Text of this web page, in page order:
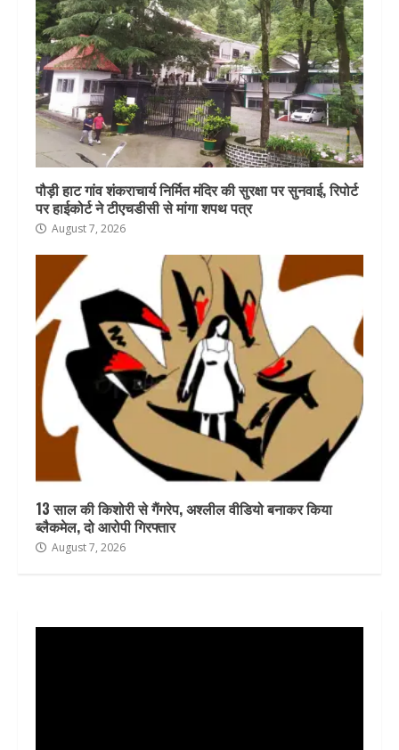
पौड़ी हाट गांव शंकराचार्य निर्मित मंदिर की सुरक्षा पर सुनवाई, रिपोर्ट
पर हाईकोर्ट ने टीएचडीसी से मांगा शपथ पत्र
August 7, 2026
13 साल की किशोरी से गैंगरेप, अश्लील वीडियो बनाकर किया
ब्लैकमेल, दो आरोपी गिरफ्तार
August 7, 2026